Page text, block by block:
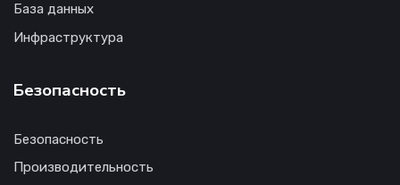
База данных
Инфраструктура
Безопасность
Безопасность
Производительность